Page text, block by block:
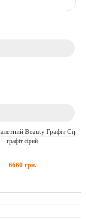
графіт сірий
6660 грн.